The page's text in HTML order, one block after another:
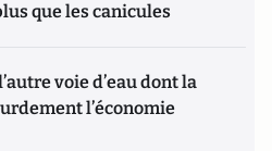
que les canicules
voie d’eau dont la
l’économie